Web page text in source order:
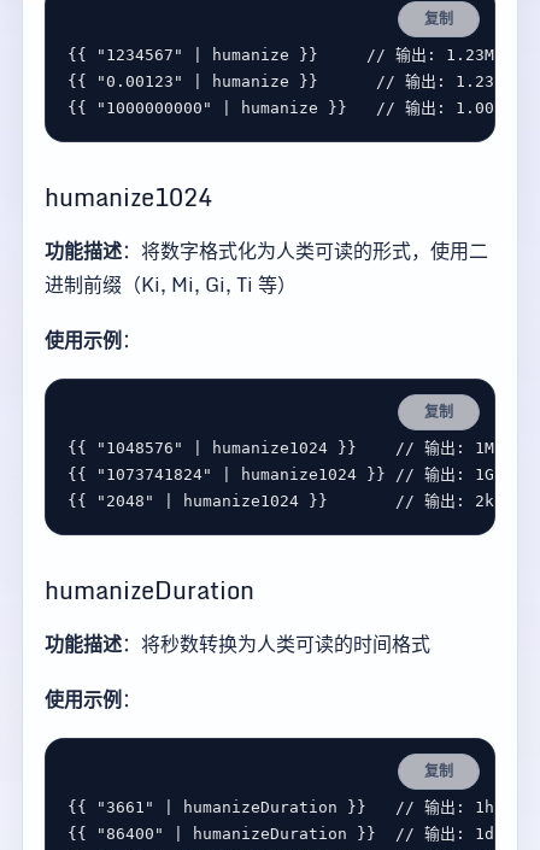
复制
{{ "1234567" humanize }}
{{
"0.00123" humanize }}
{{
"1000000000" humanize }}
humanize1024
功能描述：将数字格式化为人类可读的形式，使用二
进制前缀（Ki, Mi, Gi, Ti 等）
使用示例：
复制
{{ "1048576" humanize1024 }}
{{
"1073741824" humanize1024 }}
{{
"2048" humanize1024 }}
humanizeDuration
功能描述：将秒数转换为人类可读的时间格式
使用示例：
复制
{{ "3661" humanizeDuration }}
{{
"86400" humanizeDuration }}